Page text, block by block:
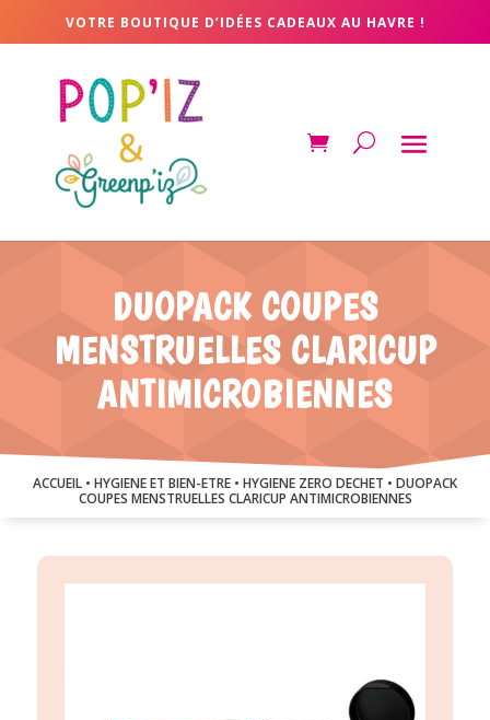
VOTRE BOUTIQUE D’IDÉES CADEAUX AU HAVRE !
DUOPACK COUPES
MENSTRUELLES CLARICUP
ANTIMICROBIENNES
ACCUEIL • HYGIENE ET BIEN-ETRE • HYGIENE ZERO DECHET • DUOPACK
COUPES MENSTRUELLES CLARICUP ANTIMICROBIENNES